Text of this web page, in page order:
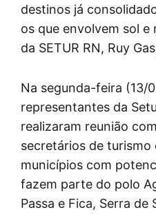
destinos já
os que envolvem sol e
da SETUR RN, Ruy
Na segunda-feira (13/
representantes da
realizaram reunião
secretários de
municípios com
fazem parte do polo
Passa e Fica, Serra